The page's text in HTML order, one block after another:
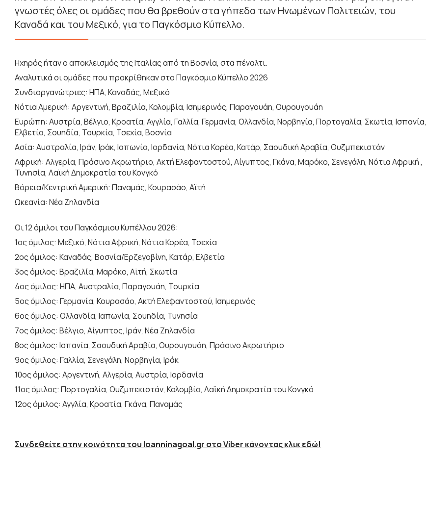
γνωστές όλες οι ομάδες που θα βρεθούν στα γήπεδα των Ηνωμένων Πολιτειών, του
Καναδά και του Μεξικό, για το Παγκόσμιο Κύπελλο.
Ηχηρός ήταν ο αποκλεισμός της Ιταλίας από τη Βοσνία, στα πέναλτι.
Αναλυτικά οι ομάδες που προκρίθηκαν στο Παγκόσμιο Κύπελλο 2026
Συνδιοργανώτριες: ΗΠΑ, Καναδάς, Μεξικό
Νότια Αμερική: Αργεντινή, Βραζιλία, Κολομβία, Ισημερινός, Παραγουάη, Ουρουγουάη
Ευρώπη: Αυστρία, Βέλγιο, Κροατία, Αγγλία, Γαλλία, Γερμανία, Ολλανδία, Νορβηγία, Πορτογαλία, Σκωτία, Ισπανία,
Ελβετία, Σουηδία, Τουρκία, Τσεχία, Βοσνία
Ασία: Αυστραλία, Ιράν, Ιράκ, Ιαπωνία, Ιορδανία, Νότια Κορέα, Κατάρ, Σαουδική Αραβία, Ουζμπεκιστάν
Αφρική: Αλγερία, Πράσινο Ακρωτήριο, Ακτή Ελεφαντοστού, Αίγυπτος, Γκάνα, Μαρόκο, Σενεγάλη, Νότια Αφρική ,
Τυνησία, Λαϊκή Δημοκρατία του Κονγκό
Βόρεια/Κεντρική Αμερική: Παναμάς, Κουρασάο, Αϊτή
Ωκεανία: Νέα Ζηλανδία
Οι 12 όμιλοι του Παγκόσμιου Κυπέλλου 2026:
1ος όμιλος: Μεξικό, Νότια Αφρική, Nότια Κορέα, Τσεχία
2ος όμιλος: Καναδάς, Βοσνία/Ερζεγοβίνη, Κατάρ, Ελβετία
3ος όμιλος: Βραζιλία, Μαρόκο, Αϊτή, Σκωτία
4ος όμιλος: ΗΠΑ, Αυστραλία, Παραγουάη, Τουρκία
5ος όμιλος: Γερμανία, Κουρασάο, Ακτή Ελεφαντοστού, Ισημερινός
6ος όμιλος: Ολλανδία, Ιαπωνία, Σουηδία, Τυνησία
7ος όμιλος: Βέλγιο, Αίγυπτος, Ιράν, Νέα Ζηλανδία
8ος όμιλος: Ισπανία, Σαουδική Αραβία, Ουρουγουάη, Πράσινο Ακρωτήριο
9ος όμιλος: Γαλλία, Σενεγάλη, Νορβηγία, Ιράκ
10ος όμιλος: Αργεντινή, Αλγερία, Αυστρία, Ιορδανία
11ος όμιλος: Πορτογαλία, Ουζμπεκιστάν, Κολομβία, Λαϊκή Δημοκρατία του Κονγκό
12ος όμιλος: Αγγλία, Κροατία, Γκάνα, Παναμάς
Συνδεθείτε στην κοινότητα του Ioanninagoal.gr στο Viber κάνοντας κλικ εδώ!